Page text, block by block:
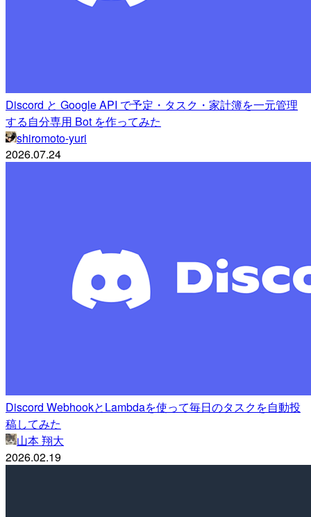
Discord と Google API で予定・タスク・家計簿を一元管理
する自分専用 Bot を作ってみた
shiromoto-yuri
2026.07.24
Discord WebhookとLambdaを使って毎日のタスクを自動投
稿してみた
山本 翔大
2026.02.19